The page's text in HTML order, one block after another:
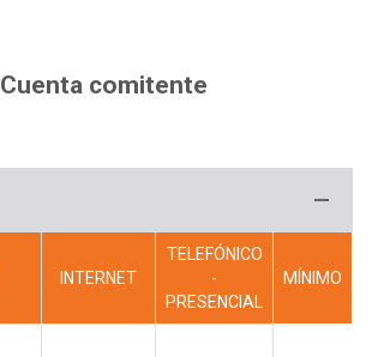
Cuenta comitente
INTERNET
TELEFÓNICO
-
PRESENCIAL
MÍNIMO